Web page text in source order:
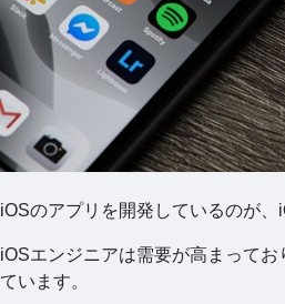
iOSのアプリを開発しているのが、
iOSエンジニアは需要が高まってお
ています。